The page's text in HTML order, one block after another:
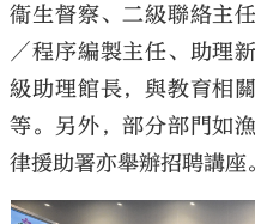
衞生督察、二級聯絡主
／程序編製主任、助理
級助理館長，與教育相
等。另外，部分部門如
律援助署亦舉辦招聘講座。